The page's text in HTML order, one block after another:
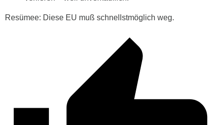
Resümee: Diese EU muß schnellstmöglich weg.